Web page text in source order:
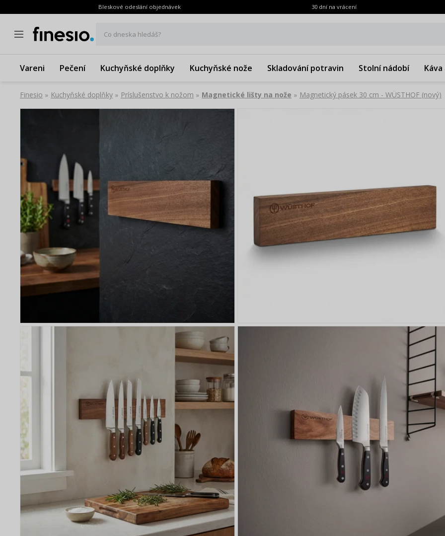
Bleskové odeslání objednávek 30 dní na vrácení
Co dneska hledáš?
Vareni Pečení Kuchyňské doplňky Kuchyňské nože Skladování potravin Stolní nádobí Káva
Finesio » Kuchyňské doplňky » Príslušenstvo k nožom » Magnetické lišty na nože » Magnetický pásek 30 cm - WÜSTHOF (nový)